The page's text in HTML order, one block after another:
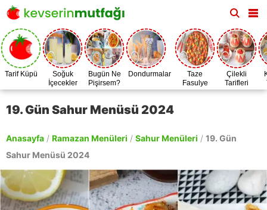
Tarif Küpü
Soğuk
İçecekler
Bugün Ne
Pişirsem?
Dondurmalar
Taze
Fasulye
Zamanı
Çilekli
Tarifleri
19. Gün Sahur Menüsü 2024
Anasayfa / Ramazan Menüleri / Sahur Menüleri / 19. Gün
Sahur Menüsü 2024